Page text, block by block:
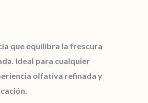
que equilibra la frescura
Ideal para cualquier
olfativa refinada y